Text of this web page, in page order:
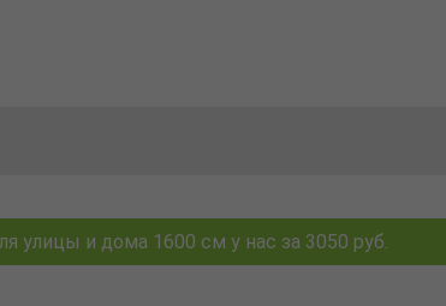
улицы и дома 1600 см у нас за 3050 руб.